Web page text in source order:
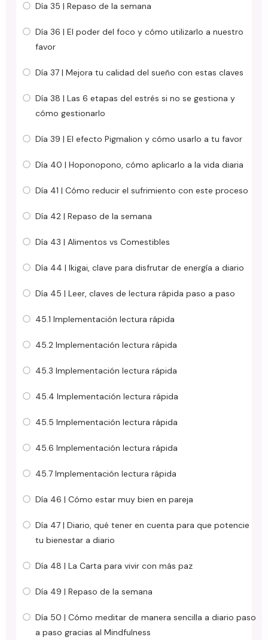
Día 35 | Repaso de la semana
Día 36 | El poder del foco y cómo utilizarlo a nuestro
favor
Día 37 | Mejora tu calidad del sueño con estas claves
Día 38 | Las 6 etapas del estrés si no se gestiona y
cómo gestionarlo
Día 39 | El efecto Pigmalion y cómo usarlo a tu favor
Día 40 | Hoponopono, cómo aplicarlo a la vida diaria
Día 41 | Cómo reducir el sufrimiento con este proceso
Día 42 | Repaso de la semana
Día 43 | Alimentos vs Comestibles
Día 44 | Ikigai, clave para disfrutar de energía a diario
Día 45 | Leer, claves de lectura rápida paso a paso
45.1 Implementación lectura rápida
45.2 Implementación lectura rápida
45.3 Implementación lectura rápida
45.4 Implementación lectura rápida
45.5 Implementación lectura rápida
45.6 Implementación lectura rápida
45.7 Implementación lectura rápida
Día 46 | Cómo estar muy bien en pareja
Día 47 | Diario, qué tener en cuenta para que potencie
tu bienestar a diario
Día 48 | La Carta para vivir con más paz
Día 49 | Repaso de la semana
Día 50 | Cómo meditar de manera sencilla a diario paso
a paso gracias al Mindfulness